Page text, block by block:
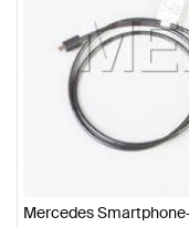
Mercedes